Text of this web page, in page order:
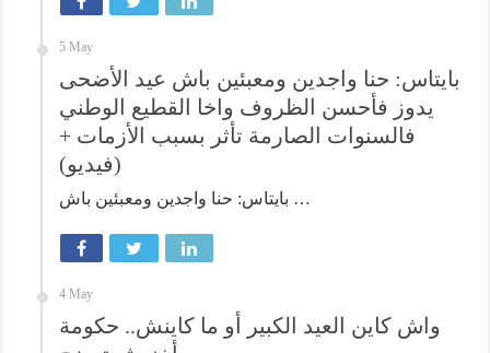
5 May
بايتاس: حنا واجدين ومعبئين باش عيد الأضحى
يدوز فأحسن الظروف واخا القطيع الوطني
فالسنوات الصارمة تأثر بسبب الأزمات +
(فيديو)
بايتاس: حنا واجدين ومعبئين باش …
4 May
واش كاين العيد الكبير أو ما كاينش.. حكومة